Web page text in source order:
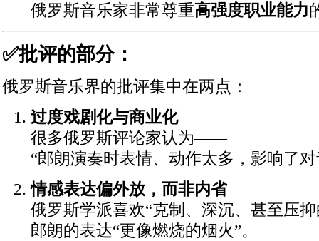
俄罗斯音乐家非常尊重高强度职业能力
✅批评的部分：
俄罗斯音乐界的批评集中在两点：
过度戏剧化与商业化
很多俄罗斯评论家认为——
“郎朗演奏时表情、动作太多，影响了
情感表达偏外放，而非内省
俄罗斯学派喜欢“克制、深沉、甚至压
郎朗的表达“更像燃烧的烟火”。